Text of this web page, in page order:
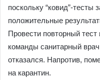
поскольку “ковид”-тесты
положительные
Провести повторный
команды санитарный
отказался. Напротив,
на карантин.